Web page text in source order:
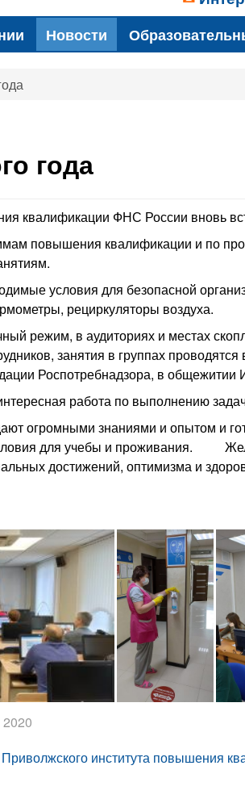
Новости
года
квалификации ФНС России вновь
повышения квалификации и по
условия для безопасной
рециркуляторы воздуха.
режим, в аудиториях и местах
занятия в группах
Роспотребнадзора, в общежитии
работа по выполнению
огромными знаниями и опытом и
для учебы и проживания.
достижений, оптимизма и
института повышения